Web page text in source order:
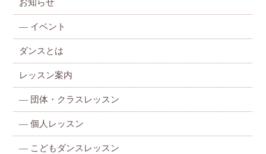
お知らせ
— イベント
ダンスとは
レッスン案内
— 団体・クラスレッスン
—個人レッスン
— こどもダンスレッスン